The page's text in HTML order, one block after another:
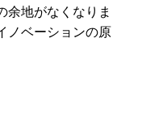
余地がなくなりま
ノベーションの原